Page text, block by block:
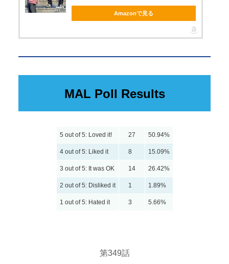
Amazonで見る
MAL Poll Results
5 out of 5: Loved it! 27 50.94%
4 out of 5: Liked it 8 15.09%
3 out of 5: It was OK 14 26.42%
2 out of 5: Disliked it 1 1.89%
1 out of 5: Hated it 3 5.66%
第349話